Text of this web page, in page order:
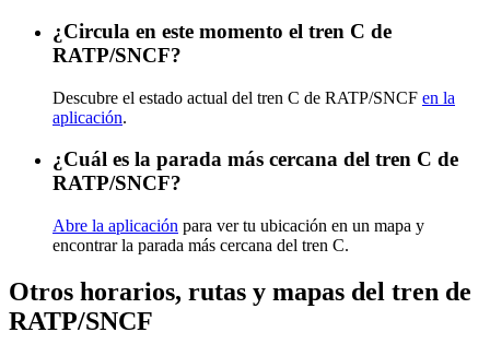
¿Circula en este momento el tren C de
RATP/SNCF?
Descubre el estado actual del tren C de RATP/SNCF en la
aplicación.
¿Cuál es la parada más cercana del tren C de
RATP/SNCF?
Abre la aplicación para ver tu ubicación en un mapa y
encontrar la parada más cercana del tren C.
Otros horarios, rutas y mapas del tren de
RATP/SNCF